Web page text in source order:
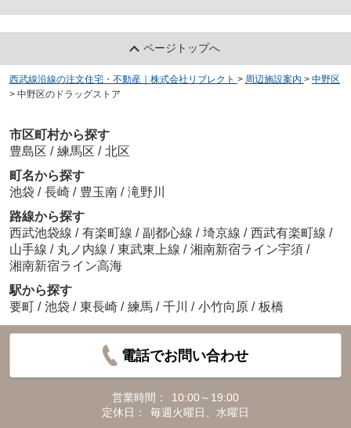
ページトップへ
西武線沿線の注文住宅・不動産｜株式会社リブレクト > 周辺施設案内 > 中野区
> 中野区のドラッグストア
市区町村から探す
豊島区 / 練馬区 / 北区
町名から探す
池袋 / 長崎 / 豊玉南 / 滝野川
路線から探す
西武池袋線 / 有楽町線 / 副都心線 / 埼京線 / 西武有楽町線 /
山手線 / 丸ノ内線 / 東武東上線 / 湘南新宿ライン宇須 /
湘南新宿ライン高海
駅から探す
要町 / 池袋 / 東長崎 / 練馬 / 千川 / 小竹向原 / 板橋
電話でお問い合わせ
営業時間：
10:00～19:00
定休日：
毎週火曜日、水曜日